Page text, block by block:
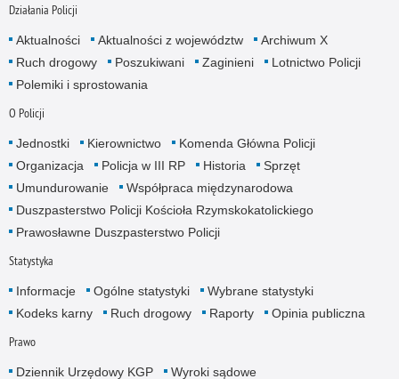
Działania Policji
Aktualności Aktualności z województw
Archiwum X
Ruch drogowy
Poszukiwani Zaginieni
Lotnictwo Policji
Polemiki i sprostowania
O Policji
Jednostki Kierownictwo
Komenda Główna Policji
Organizacja
Policja w III RP Historia
Sprzęt
Umundurowanie
Współpraca międzynarodowa
Duszpasterstwo Policji Kościoła Rzymskokatolickiego
Prawosławne Duszpasterstwo Policji
Statystyka
Informacje Ogólne statystyki
Wybrane statystyki
Kodeks karny
Ruch drogowy Raporty Opinia publiczna
Prawo
Dziennik Urzędowy KGP Wyroki sądowe